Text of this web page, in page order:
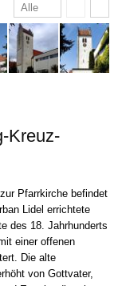
Alle
Kreuz-
Pfarrkirche befindet
Lidel errichtete
des 18. Jahrhunderts
einer offenen
Die alte
von Gottvater,